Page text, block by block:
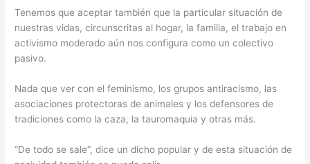
Tenemos que aceptar también que la particular situación de
nuestras vidas, circunscritas al hogar, la familia, el trabajo en
activismo moderado aún nos configura como un colectivo
pasivo.
Nada que ver con el feminismo, los grupos antiracismo, las
asociaciones protectoras de animales y los defensores de
tradiciones como la caza, la tauromaquia y otras más.
“De todo se sale”, dice un dicho popular y de esta situación de